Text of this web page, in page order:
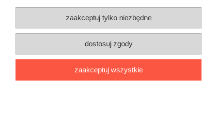
zaakceptuj tylko niezbędne
dostosuj zgody
zaakceptuj wszystkie